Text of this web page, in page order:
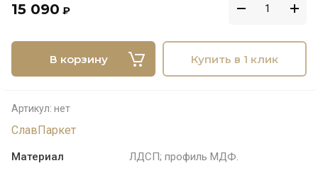
15 090 ₽
В корзину Купить в 1 клик
Артикул: нет
СлавПаркет
Материал ЛДСП; профиль МДФ.